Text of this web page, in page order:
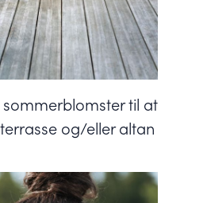
sommerblomster til at
og/eller altan